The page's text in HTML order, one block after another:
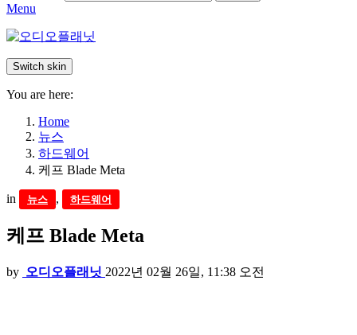
Menu
Switch skin
You are here:
Home
뉴스
하드웨어
케프 Blade Meta
in 뉴스 , 하드웨어
케프 Blade Meta
by 오디오플래닛 2022년 02월 26일, 11:38 오전